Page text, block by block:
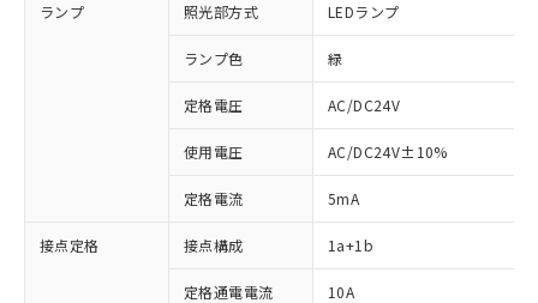
ランプ 照光部方式 LEDランプ
ランプ色 緑
定格電圧 AC/DC24V
使用電圧 AC/DC24V±10%
定格電流 5mA
接点定格 接点構成 1a+1b
定格通電電流 10A